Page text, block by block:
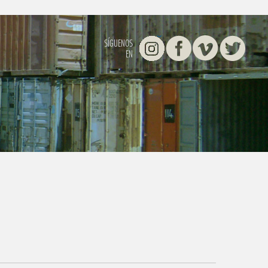
SÍGUENOS
EN
InstagramFacebookVimeoTwitter